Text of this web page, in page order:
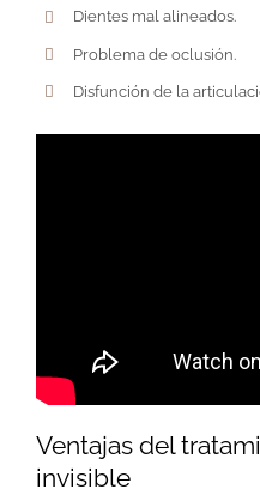
Dientes mal alineados.
Problema de oclusión.
Disfunción de la
Ventajas del
invisible